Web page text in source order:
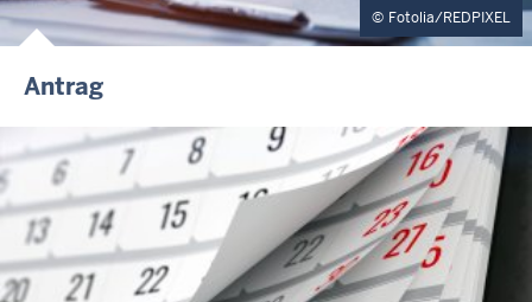
Fotolia/REDPIXEL
Antrag